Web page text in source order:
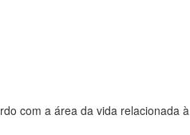
com a área da vida relacionada à